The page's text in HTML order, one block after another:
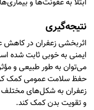
ابتلا به عفونت‌ها و
نتیجه‌گیری
اثربخشی زعفران در کاهش
ایمنی به خوبی ثابت شده
می‌توان به طور طبیعی و
حفظ سلامت عمومی کمک
زعفران به شکل‌های مختلف
و تقویت بدن کمک کند.